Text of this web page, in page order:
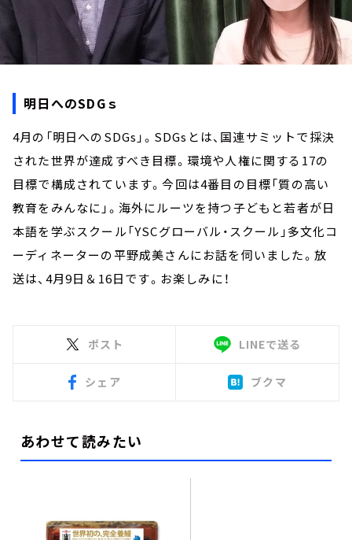
明日へのSDGｓ
4月の「明日へのSDGs」。SDGsとは、国連サミットで採決
された世界が達成すべき目標。環境や人権に関する17の
目標で構成されています。今回は4番目の目標「質の高い
教育をみんなに」。海外にルーツを持つ子どもと若者が日
本語を学ぶスクール「YSCグローバル・スクール」多文化コ
ーディネーターの平野成美さんにお話を伺いました。放
送は、4月9日＆16日です。お楽しみに！
ポスト LINEで送る
シェア ブクマ
あわせて読みたい